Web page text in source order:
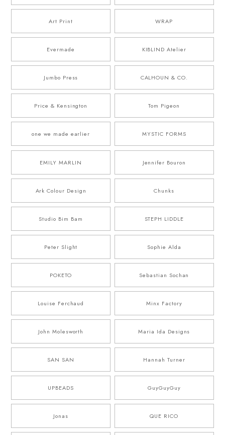
Art Print WRAP
Evermade KIBLIND Atelier
Jumbo Press CALHOUN & CO.
Price & Kensington Tom Pigeon
one we made earlier MYSTIC FORMS
EMILY MARLIN Jennifer Bouron
Ark Colour Design Chunks
Studio Bim Bam STEPH LIDDLE
Peter Slight Sophie Alda
POKETO Sebastian Sochan
Louise Ferchaud Minx Factory
John Molesworth Maria Ida Designs
SAN SAN Hannah Turner
UPBEADS GuyGuyGuy
Jonas QUE RICO